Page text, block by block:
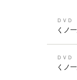
ＤＶＤ
くノ
ＤＶＤ
くノ